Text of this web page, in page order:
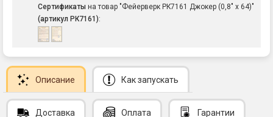
Сертификаты на товар "Фейерверк РК7161 Джокер (0,8" х 64)"
(артикул РК7161):
Описание Как запускать
Доставка Оплата Гарантии